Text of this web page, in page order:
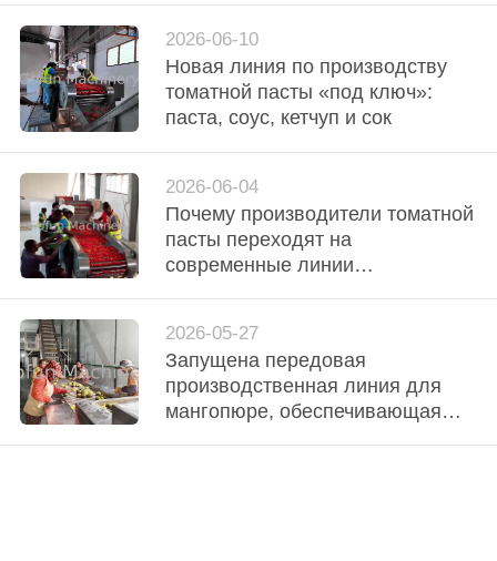
КАРТА
САЙТА
ПОЛИТИКА
КОНФИДЕНЦИАЛЬНОСТИ
2026-06-10
Новая линия по производству
томатной пасты «под ключ»:
паста, соус, кетчуп и сок
2026-06-04
Почему производители томатной
пасты переходят на
современные линии
2026-05-27
Запущена передовая
производственная линия для
мангопюре, обеспечивающая